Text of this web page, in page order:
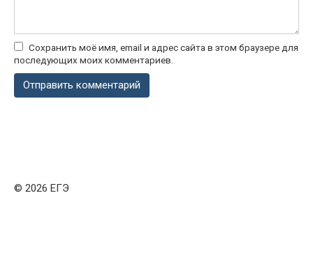
Сохранить моё имя, email и адрес сайта в этом браузере для
последующих моих комментариев.
© 2026 ЕГЭ